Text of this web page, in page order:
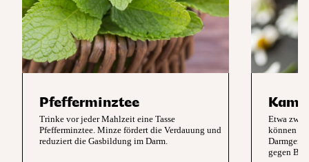
Pfefferminztee
Trinke vor jeder Mahlzeit eine Tasse
Pfefferminztee. Minze fördert die Verdauung und
reduziert die Gasbildung im Darm.
Etwa zwei
können
gegen